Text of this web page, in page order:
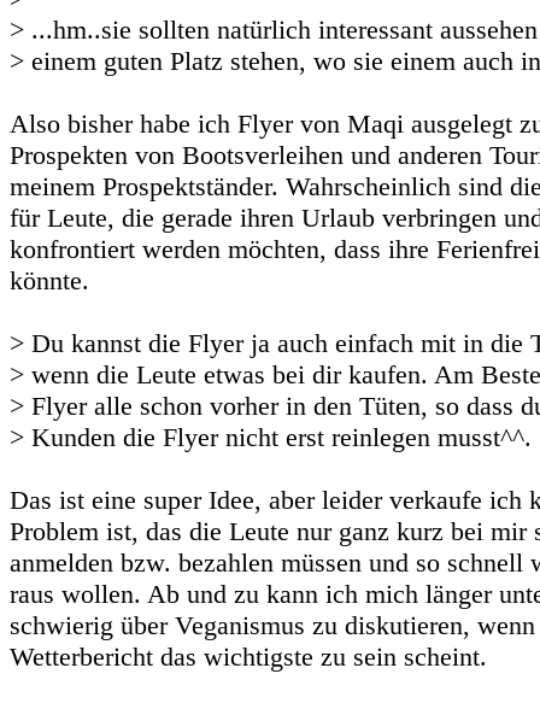
> ...hm..sie sollten natürlich interessant
> einem guten Platz stehen, wo sie einem auch
Also bisher habe ich Flyer von Maqi ausgelegt
Prospekten von Bootsverleihen und anderen
meinem Prospektständer. Wahrscheinlich sind
für Leute, die gerade ihren Urlaub verbringen
konfrontiert werden möchten, dass ihre
könnte.
> Du kannst die Flyer ja auch einfach mit in die
> wenn die Leute etwas bei dir kaufen. Am
> Flyer alle schon vorher in den Tüten, so dass
> Kunden die Flyer nicht erst reinlegen musst^^.
Das ist eine super Idee, aber leider verkaufe ich
Problem ist, das die Leute nur ganz kurz bei mir
anmelden bzw. bezahlen müssen und so
raus wollen. Ab und zu kann ich mich länger
schwierig über Veganismus zu diskutieren,
Wetterbericht das wichtigste zu sein scheint.